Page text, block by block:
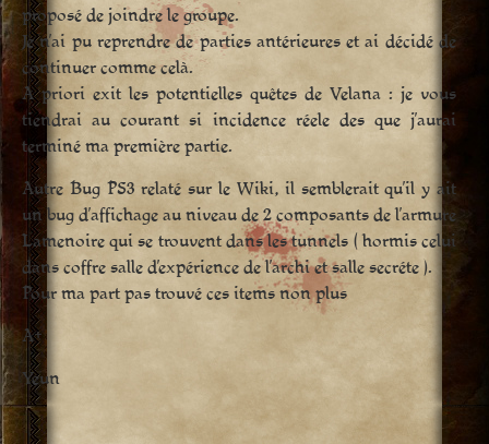
proposé de joindre le groupe.
Je n’ai pu reprendre de parties antérieures et ai décidé de
continuer comme celà.
A priori exit les potentielles quêtes de Velana : je vous
tiendrai au courant si incidence réele des que j’aurai
terminé ma première partie.
Autre Bug PS3 relaté sur le Wiki, il semblerait qu’il y ait
un bug d’affichage au niveau de 2 composants de l’armure
Lamenoire qui se trouvent dans les tunnels ( hormis celui
dans coffre salle d’expérience de l’archi et salle secréte ).
Pour ma part pas trouvé ces items non plus
A+
Yeun